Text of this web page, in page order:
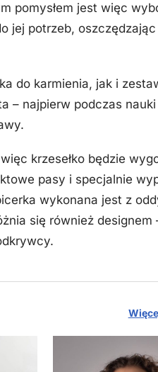
pomysłem jest więc
jej potrzeb, oszczędzając
do karmienia, jak i
– najpierw podczas nauki
krzesełko będzie
pasy i specjalnie
wykonana jest z
się również designem